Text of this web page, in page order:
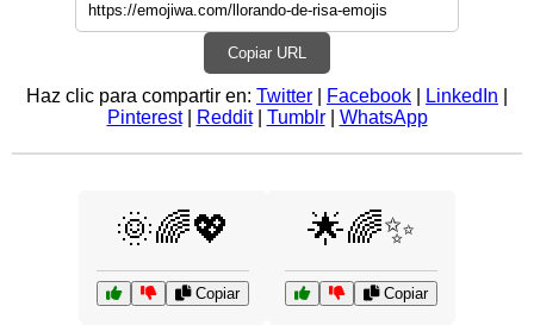
Copiar URL
Haz clic para compartir en: Twitter Facebook LinkedIn
Pinterest| Reddit| Tumblr| WhatsApp
🌞🌈💖
Copiar
🌟🌈✨
Copiar